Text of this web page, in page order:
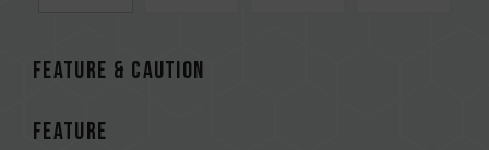
FEATURE & CAUTION
FEATURE